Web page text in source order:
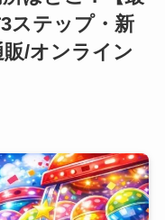
ステップ・新
/オンライン